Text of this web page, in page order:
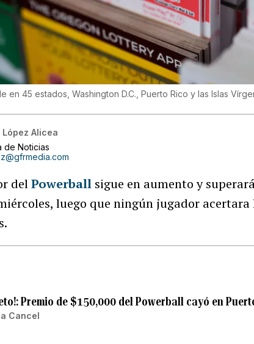
en 45 estados, Washington D.C., Puerto Rico y las Islas
López Alicea
de Noticias
delPowerball sigue en aumento y
luego que ningún jugador acertara
Premio de $150,000 del Powerball cayó en
Cancel